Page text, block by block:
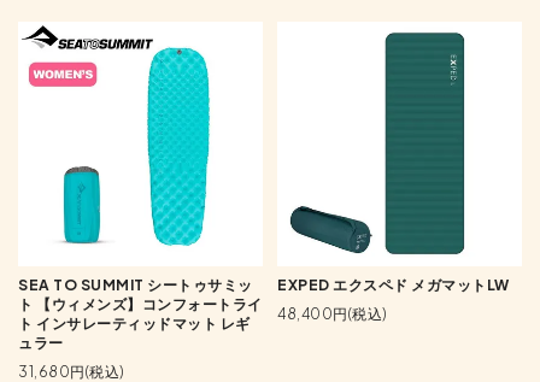
SEA TO SUMMIT シートゥサミッ
ト 【ウィメンズ】コンフォートライ
ト インサレーティッドマット レギ
ュラー
31,680円(税込)
EXPED エクスペド メガマットLW
48,400円(税込)